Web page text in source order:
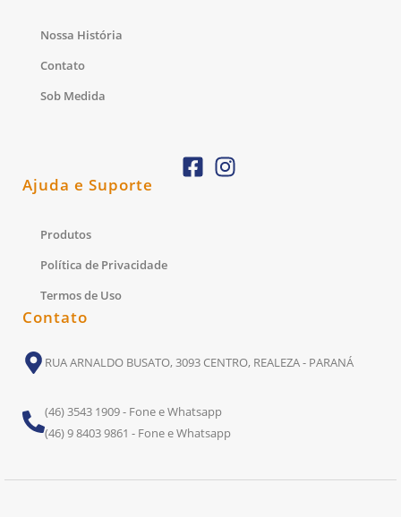
Nossa História
Contato
Sob Medida
Ajuda e Suporte
Produtos
Política de Privacidade
Termos de Uso
Contato
RUA ARNALDO BUSATO, 3093 CENTRO, REALEZA - PARANÁ
(46) 3543 1909 - Fone e Whatsapp
(46) 9 8403 9861 - Fone e Whatsapp